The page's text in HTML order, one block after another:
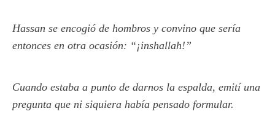
Hassan se encogió de hombros y convino que sería
entonces en otra ocasión: “¡inshallah!”
Cuando estaba a punto de darnos la espalda, emití una
pregunta que ni siquiera había pensado formular.